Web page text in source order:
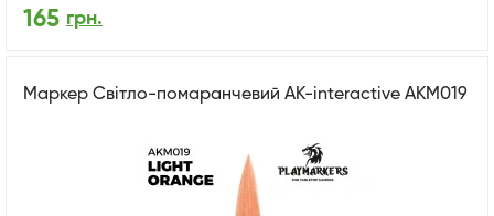
165 грн.
Маркер Світло-помаранчевий AK-interactive AKM019